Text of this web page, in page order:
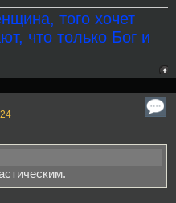
того хочет
что только Бог и